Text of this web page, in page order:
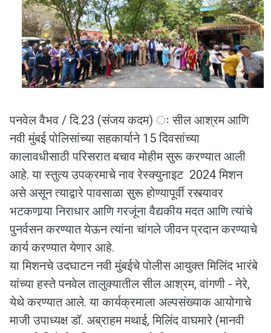
पनवेल वैभव / दि.23 (संजय कदम) ः सील आश्रम आणि
नवी मुंबई पोलिसांच्या सहकार्याने 15 दिवसांच्या
कालावधीसाठी परिसरात बचाव मोहीम सुरू करण्यात आली
आहे. या स्तुत्य उपक्रमाचे नाव रेस्क्युनाइट 2024 मिशन
असे असून त्याद्वारे पावसाळा सुरू होण्यापूर्वी रस्त्यावर
भटकणार्‍या निराधार आणि गरजूंना वैद्यकीय मदत आणि त्यांचे
पुनर्वसन करण्यात येऊन त्यांना चांगले जीवन प्रदान करण्याचे
कार्य करण्यात येणार आहे.
या मिशनचे उदघाटन नवी मुंबईचे पोलीस आयुक्त मिलिंद भारंबे
यांच्या हस्ते पनवेल तालुक्यातील सील आश्रम, वांगणी - नेरे,
येथे करण्यात आले. या कार्यक्रमाला अल्पसंख्याक आयोगाचे
माजी उपाध्यक्ष डॉ. अब्राहम मथाई, मिलिंद वाघमारे (मानवी